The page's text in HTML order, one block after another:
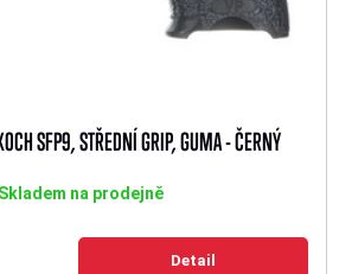
SFP9, STŘEDNÍ GRIP, GUMA - ČERNÝ
Skladem na prodejně
Detail